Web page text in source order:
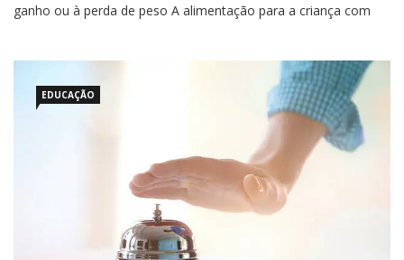
ganho ou à perda de peso A alimentação para a criança com
EDUCAÇÃO